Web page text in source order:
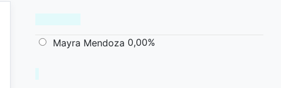
Mayra Mendoza 0,00%